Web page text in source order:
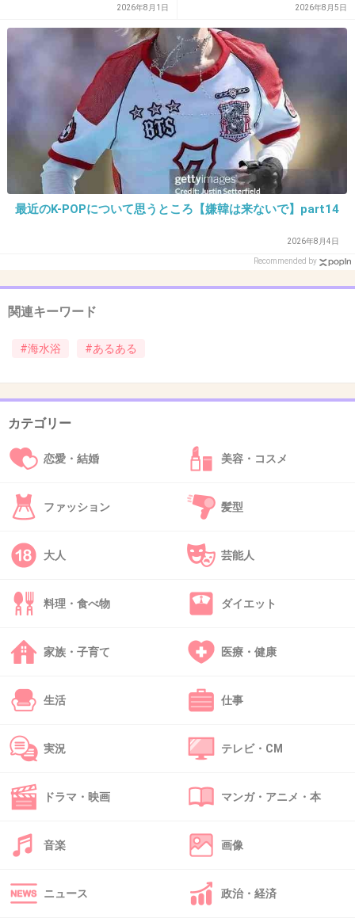
ビーサンと足を綺麗にするなんて不可能
海辺で歩いているとら必ず砂が入るから。
+22
2015/07/28(火) 17:30:32
もう何年も行っていない。
-3
34. 匿名2015/07/28(火) 17:32:49
地元では、海水浴場を取り囲むように防護ネットが張られ
ている。
安全だけどなんか微妙
(´・ω・`)
35. 匿名 2015/07/28(火) 17:32:50
泳いでいると、今大地震が発生してすぐに20メ
ートルクラスの大津波
も怯えている（ﾟдﾟlll）
+73
日焼けをかなりする
+45
37. 匿名 2015/07/28(火) 17:34:43
ベタベタで気持ち悪い
2026年8月1日
ナント従業員ら証言、浮かび
上がる実態
2026年8月5日
最近のK-POPについて思うところ【嫌韓は来ないで】part14
2026年8月4日
Recommended by
関連キーワード
#海水浴 #あるある
カテゴリー
恋愛・結婚 美容・コスメ
ファッション 髪型
大人 芸能人
料理・食べ物 ダイエット
家族・子育て 医療・健康
生活 仕事
実況 テレビ・CM
ドラマ・映画 マンガ・アニメ・本
音楽 画像
ニュース 政治・経済